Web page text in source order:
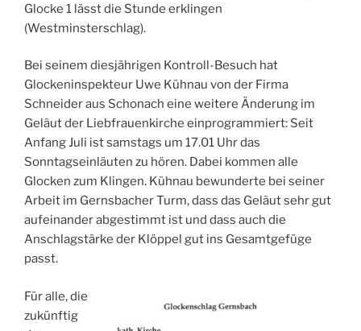
Glocke 1 lässt die Stunde erklingen
(Westminsterschlag).
Bei seinem diesjährigen Kontroll-Besuch hat
Glockeninspekteur Uwe Kühnau von der Firma
Schneider aus Schonach eine weitere Änderung im
Geläut der Liebfrauenkirche einprogrammiert: Seit
Anfang Juli ist samstags um 17.01 Uhr das
Sonntagseinläuten zu hören. Dabei kommen alle
Glocken zum Klingen. Kühnau bewunderte bei seiner
Arbeit im Gernsbacher Turm, dass das Geläut sehr gut
aufeinander abgestimmt ist und dass auch die
Anschlagstärke der Klöppel gut ins Gesamtgefüge
passt.
Für alle, die
zukünftig